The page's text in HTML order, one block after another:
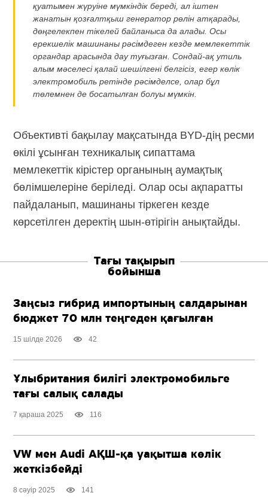
қуатымен жүруіне мүмкіндік береді, ал іштен
жанатын қозғалтқыш генератор рөлін атқарады,
дөңгелекпен тікелей байланыса да алады. Осы
ерекшелік машинаны рәсімдеген кезде мемлекеттік
органдар арасында дау туғызған.Сондай-ақ утиль
алым мәселесі қалай шешілгені белгісіз, егер көлік
электромобиль ретінде рәсімделсе, олар бұл
төлемнен де босатылған болуы мүмкін.
Объективті бақылау мақсатында BYD-дің ресми
өкілі ұсынған техникалық сипаттама
мемлекеттік кірістер органының аумақтық
бөлімшелеріне беріледі. Олар осы ақпаратты
пайдаланып, машинаны тіркеген кезде
көрсетілген деректің шын-өтірігін анықтайды.
Тағы тақырып
бойынша
Заңсыз гибрид импортының салдарынан
бюджет 70 млн теңгеден қағылған
15 шілде 2026 42
Ұлыбритания билігі электромобильге
тағы салық салады
7 қараша 2025 116
VW мен AudiАҚШ-қа уақытша көлік
жеткізбейді
8 сәуір 2025 141